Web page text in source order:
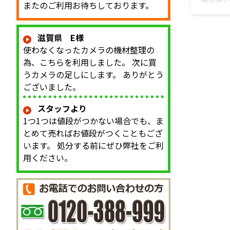
またのご利用お待ちしております。
滋賀県 E様
使わなくなったカメラの機材整理の
為、こちらを利用しました。 次に買
うカメラの足しにします。 ありがとう
ございました。
スタッフより
1つ1つは値段がつかない場合でも、ま
とめて売ればお値段がつくこともござ
います。 処分する前にぜひ弊社をご利
用ください。